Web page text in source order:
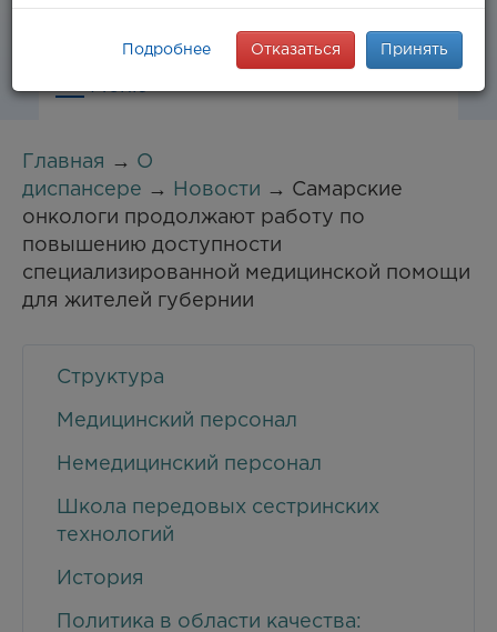
Главная → О
диспансере → Новости → Самарские
онкологи продолжают работу по
повышению доступности
специализированной медицинской помощи
для жителей губернии
Структура
Медицинский персонал
Немедицинский персонал
Школа передовых сестринских
технологий
История
Политика в области качества:
Подробнее Отказаться Принять